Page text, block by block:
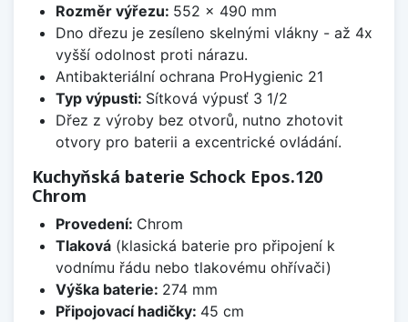
Rozměr výřezu: 552 x 490 mm
Dno dřezu je zesíleno skelnými vlákny - až 4x
vyšší odolnost proti nárazu.
Antibakteriální ochrana ProHygienic 21
Typ výpusti: Sítková výpusť 3 1/2
Dřez z výroby bez otvorů, nutno zhotovit
otvory pro baterii a excentrické ovládání.
Kuchyňská baterie Schock Epos.120
Chrom
Provedení: Chrom
Tlaková(klasická baterie pro připojení k
vodnímu řádu nebo tlakovému ohřívači)
Výška baterie: 274 mm
Připojovací hadičky: 45 cm